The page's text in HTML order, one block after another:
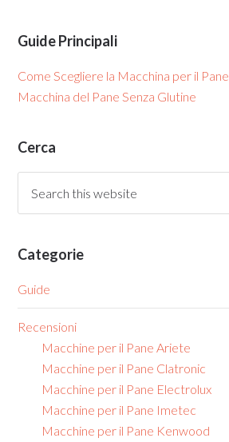
Guide Principali
Come Scegliere la Macchina per il Pane
Macchina del Pane Senza Glutine
Cerca
Categorie
Guide
Recensioni
Macchine per il Pane Ariete
Macchine per il Pane Clatronic
Macchine per il Pane Electrolux
Macchine per il Pane Imetec
Macchine per il Pane Kenwood